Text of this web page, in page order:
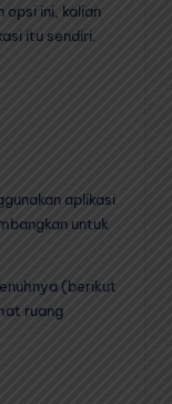
opsi ini, kalian
itu sendiri.
aplikasi
untuk
(berikut
ruang